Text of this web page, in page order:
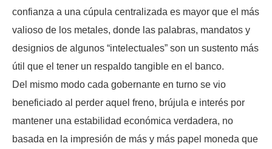
confianza a una cúpula centralizada es mayor que el más
valioso de los metales, donde las palabras, mandatos y
designios de algunos “intelectuales” son un sustento más
útil que el tener un respaldo tangible en el banco.
Del mismo modo cada gobernante en turno se vio
beneficiado al perder aquel freno, brújula e interés por
mantener una estabilidad económica verdadera, no
basada en la impresión de más y más papel moneda que